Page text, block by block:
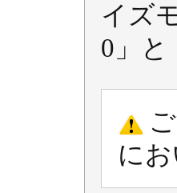
イズ
0」と
に